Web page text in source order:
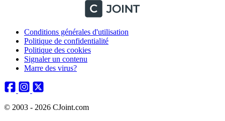
Conditions générales d'utilisation
Politique de confidentialité
Politique des cookies
Signaler un contenu
Marre des virus?
© 2003 - 2026 CJoint.com